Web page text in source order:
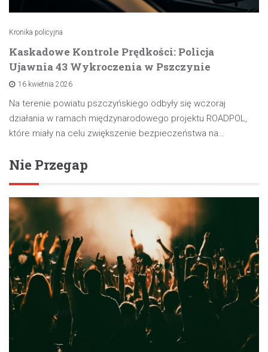
Kronika policyjna
Kaskadowe Kontrole Prędkości: Policja
Ujawnia 43 Wykroczenia w Pszczynie
16 kwietnia 2026
Na terenie powiatu pszczyńskiego odbyły się wczoraj
działania w ramach międzynarodowego projektu ROADPOL,
które miały na celu zwiększenie bezpieczeństwa na…
Nie Przegap